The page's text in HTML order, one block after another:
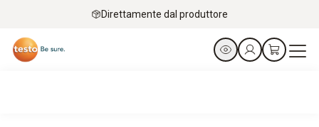
Direttamente dal produttore